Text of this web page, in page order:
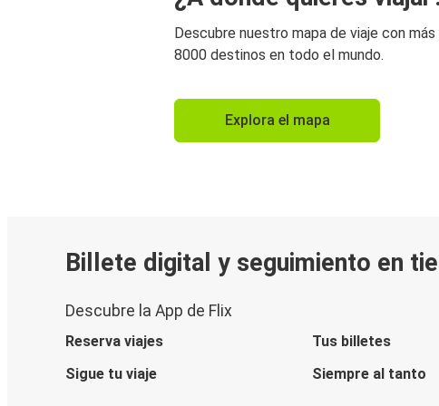
Descubre nuestro mapa de viaje con más
8000 destinos en todo el mundo.
Explora el mapa
Billete digital y seguimiento en
Descubre la App de Flix
Reserva viajes
Tus billetes
Sigue tu viaje
Siempre al tanto